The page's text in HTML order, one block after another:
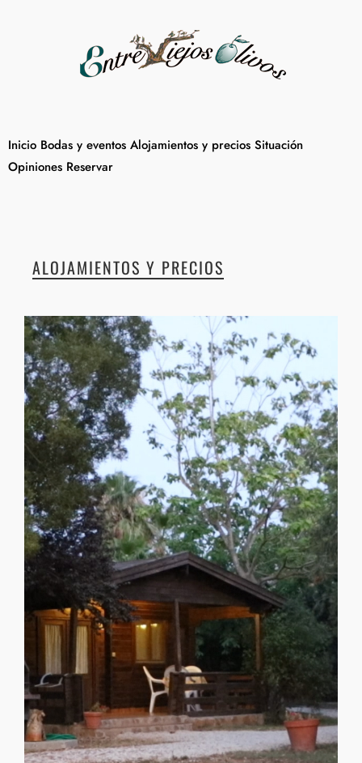
Inicio Bodas y eventos Alojamientos y precios Situación
Opiniones Reservar
ALOJAMIENTOS Y PRECIOS